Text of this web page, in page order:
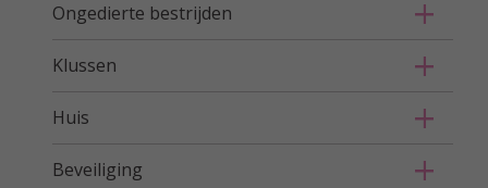
Ongedierte bestrijden
Klussen
Huis
Beveiliging